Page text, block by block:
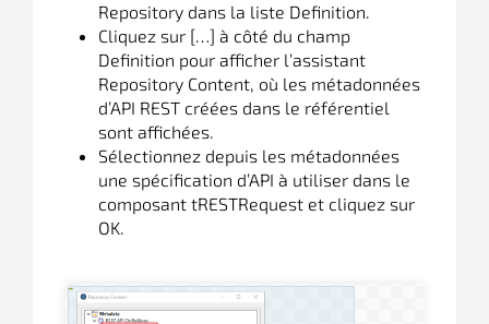
Repository dans la liste Definition.
Cliquez sur […] à côté du champ
Definition pour afficher l’assistant
Repository Content, où les métadonnées
d’API REST créées dans le référentiel
sont affichées.
Sélectionnez depuis les métadonnées
une spécification d’API à utiliser dans le
composant tRESTRequest et cliquez sur
OK.